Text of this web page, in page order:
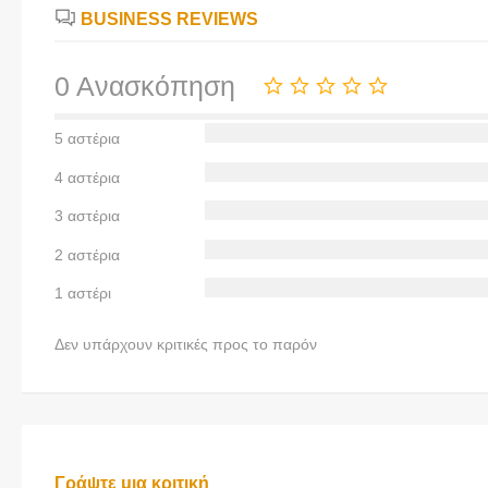
BUSINESS REVIEWS
0 Ανασκόπηση
5 αστέρια
4 αστέρια
3 αστέρια
2 αστέρια
1 αστέρι
Δεν υπάρχουν κριτικές προς το παρόν
Γράψτε μια κριτική